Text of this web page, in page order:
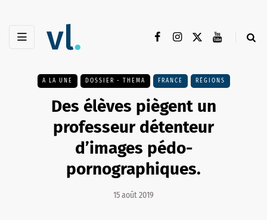
A LA UNE DOSSIER - THEMA FRANCE RÉGIONS
Des élèves piègent un
professeur détenteur
d’images pédo-
pornographiques.
15 août 2019